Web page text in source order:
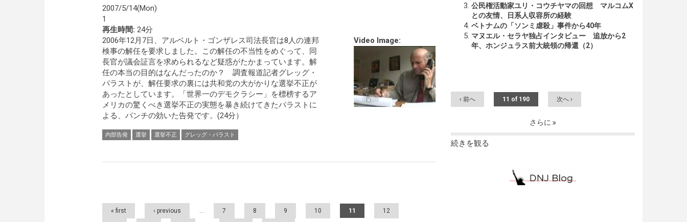
2007/5/14(Mon)
1
再生時間: 24分
Video Image:
2006年12月7日、アルベルト・ゴンザレス司法長官は8人の連邦
検事の解任を要求しました。この解任の不当性をめぐって、同
長官が議会証言を求められるなど疑惑がたかまっています。解
任の本当の目的はなんだったのか？ 調査報道記者グレッグ・
パラストが、解任要求の裏には共和党の大がかりな選挙不正が
あったとしています。「世界一のデモクラシー」を標榜するア
メリカの驚くべき選挙不正の実態を暴き続けてきたパラストに
よる、パンチの効いた告発です。(24分）
内部告発 選挙 選挙不正 グレッグ・パラスト
Pages
« first ‹ previous … 7 8 9 10 11 12
公民権活動家ユリ・コウチヤマの回想 マルコムX
との友情、日系人収容所の経験
ベトナムの「ソンミ虐殺」事件から40年
マヌエル・セラヤ独占インタビュー 追放から2
年、ホンジュラス前大統領の帰還（2）
‹ 前へ 11 of 190 次へ ›
さらに
続きを観る